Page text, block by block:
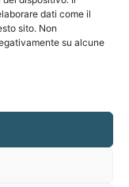
dati come il
sito. Non
su alcune